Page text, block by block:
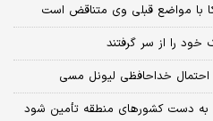
با مواضع قبلی وی متناقض است
را از سر گرفتند
احتمال خداحافظی لیونل مسی
به دست کشورهای منطقه تأمین شود